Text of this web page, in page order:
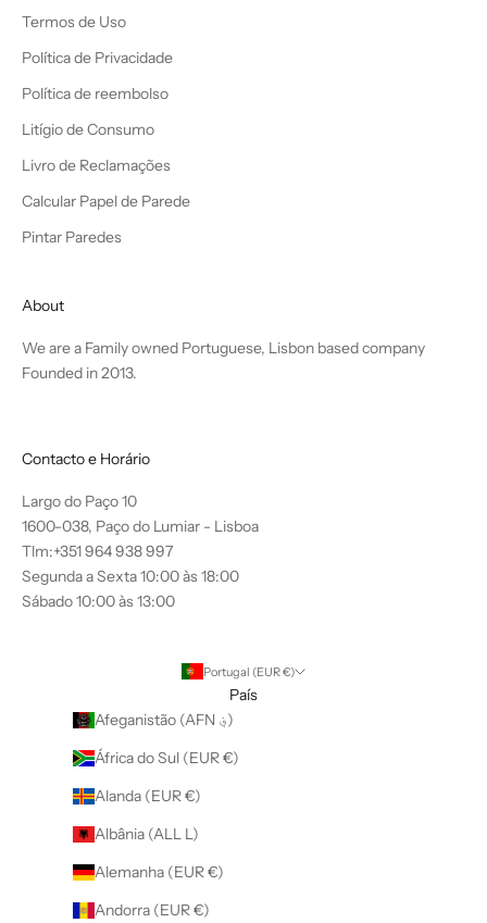
Termos de Uso
Política de Privacidade
Política de reembolso
Litígio de Consumo
Livro de Reclamações
Calcular Papel de Parede
Pintar Paredes
About
We are a Family owned Portuguese, Lisbon based company
Founded in 2013.
Contacto e Horário
Largo do Paço 10
1600-038, Paço do Lumiar - Lisboa
Tlm:+351 964 938 997
Segunda a Sexta 10:00 às 18:00
Sábado 10:00 às 13:00
Portugal (EUR €)
País
Afeganistão (AFN ؋)
África do Sul (EUR €)
Alanda (EUR €)
Albânia (ALL L)
Alemanha (EUR €)
Andorra (EUR €)